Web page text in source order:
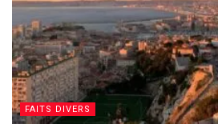
FAITS DIVERS